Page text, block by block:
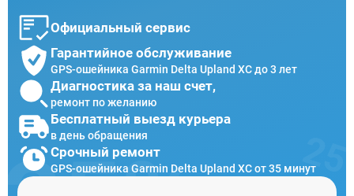
Официальный сервис
Гарантийное обслуживание
GPS-ошейника Garmin Delta Upland XC до 3 лет
Диагностика за наш счет,
ремонт по желанию
Бесплатный выезд курьера
в день обращения
Срочный ремонт
GPS-ошейника Garmin Delta Upland XC от 35 минут